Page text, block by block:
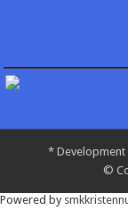
*Development
©
Powered by